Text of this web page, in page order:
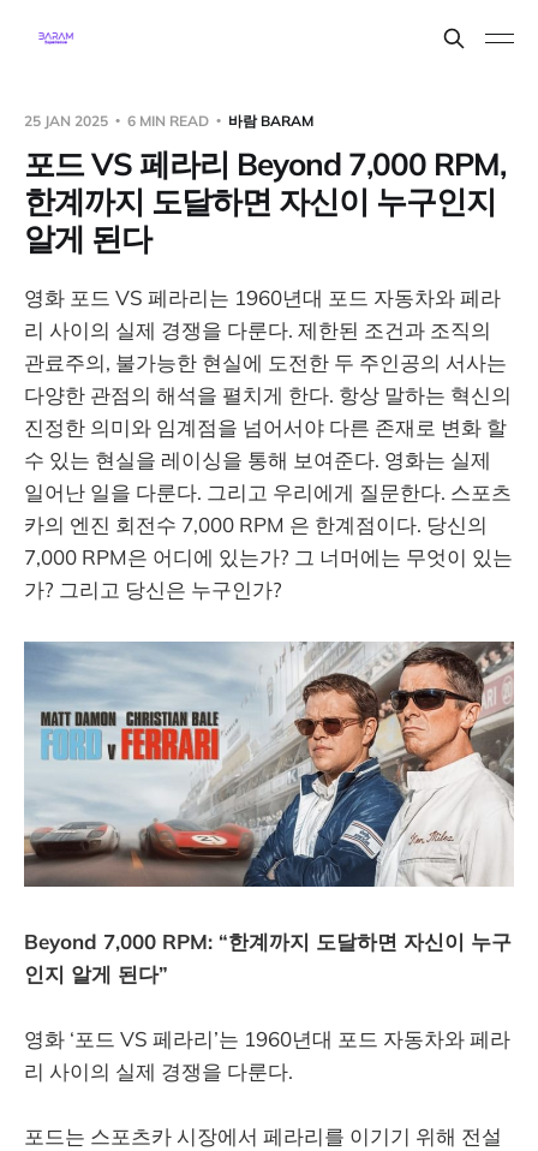
25 JAN 2025 6 MIN READ 바람 BARAM
포드 VS 페라리 Beyond 7,000 RPM,
한계까지 도달하면 자신이 누구인지
알게 된다
영화 포드 VS 페라리는 1960년대 포드 자동차와 페라
리 사이의 실제 경쟁을 다룬다. 제한된 조건과 조직의
관료주의, 불가능한 현실에 도전한 두 주인공의 서사는
다양한 관점의 해석을 펼치게 한다. 항상 말하는 혁신의
진정한 의미와 임계점을 넘어서야 다른 존재로 변화 할
수 있는 현실을 레이싱을 통해 보여준다. 영화는 실제
일어난 일을 다룬다. 그리고 우리에게 질문한다. 스포츠
카의 엔진 회전수 7,000 RPM 은 한계점이다. 당신의
7,000 RPM은 어디에 있는가? 그 너머에는 무엇이 있는
가? 그리고 당신은 누구인가?
Beyond 7,000 RPM: “한계까지 도달하면 자신이 누구
인지 알게 된다”
영화 ‘포드 VS 페라리’는 1960년대 포드 자동차와 페라
리 사이의 실제 경쟁을 다룬다.
포드는 스포츠카 시장에서 페라리를 이기기 위해 전설